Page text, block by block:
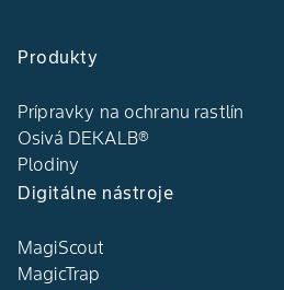
Produkty
Prípravky na ochranu rastlín
Osivá DEKALB®
Plodiny
Digitálne nástroje
MagiScout
MagicTrap